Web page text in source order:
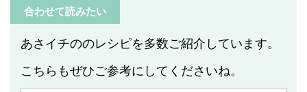
合わせて読みたい
あさイチののレシピを多数ご紹介しています。
こちらもぜひご参考にしてくださいね。